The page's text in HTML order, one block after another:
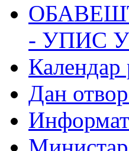
- УПИС
Календар
Дан